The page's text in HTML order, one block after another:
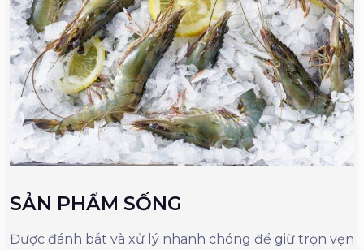
SẢN PHẨM SỐNG
Được đánh bắt và xử lý nhanh chóng để giữ trọn vẹn